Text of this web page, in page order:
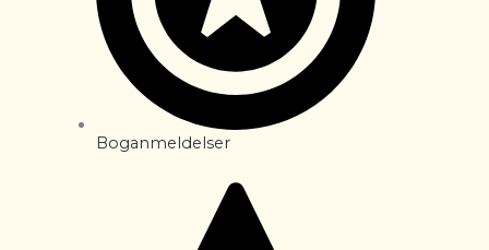
Boganmeldelser